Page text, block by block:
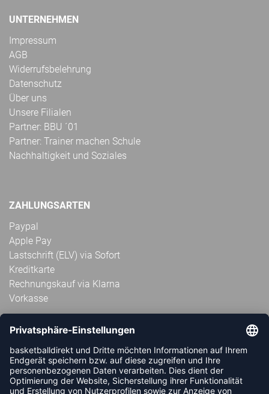
UNTERNEHMEN
Impressum
AGB
Widerrufsbelehrung
Datenschutz
Über uns
Unsere Filialen
Partner: BBU ´01
Partner: Trainer machen Schule
Nachhaltigkeit und Soziales
ZAHLUNGSARTEN
Paypal
Apple Pay
Lastschrift (ELV) via Sofort
Kreditkarte
Rechnungskauf via Klarna
Vorkasse
ABONNIERE JETZT DEN KOSTENLOSEN
HANDBALLDIREKT-NEWSLETTER UND VERPASSE KEINE
NEUIGKEIT ODER AKTION MEHR.
JETZT ANMELDEN